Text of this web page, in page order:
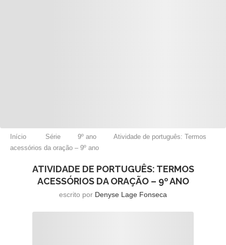
Início Série 9º ano
Atividade de português: Termos
acessórios da oração – 9º ano
ATIVIDADE DE PORTUGUÊS: TERMOS
ACESSÓRIOS DA ORAÇÃO – 9º ANO
escrito por Denyse Lage Fonseca